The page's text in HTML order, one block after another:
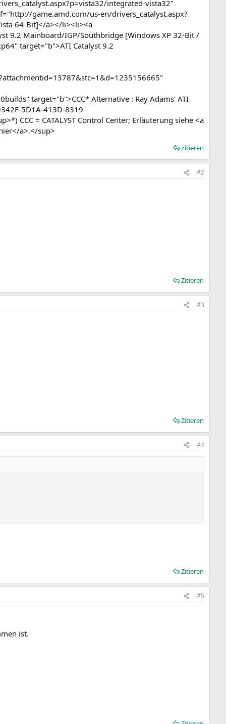
integrated-vista32"
game.amd.com/us-en/drivers_catalyst.aspx?
64-Bit]</a></li><li><a
9.2 Mainboard/IGP/Southbridge [Windows XP 32-Bit /
target="b">ATI Catalyst 9.2
target="b">CCC* Alternative : Ray Adams' ATI
5D1A-413D-8319-
CCC = CATALYST Control Center; Erläuterung siehe <a
a>.</sup>
Zitieren
#2
Zitieren
#3
Zitieren
#4
Zitieren
#5
ist.